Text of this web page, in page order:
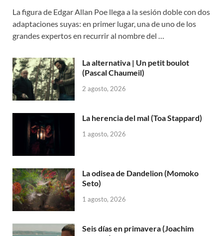
La figura de Edgar Allan Poe llega a la sesión doble con dos
adaptaciones suyas: en primer lugar, una de uno de los
grandes expertos en recurrir al nombre del …
La alternativa | Un petit boulot
(Pascal Chaumeil)
2 agosto, 2026
La herencia del mal (Toa Stappard)
1 agosto, 2026
La odisea de Dandelion (Momoko
Seto)
1 agosto, 2026
Seis días en primavera (Joachim